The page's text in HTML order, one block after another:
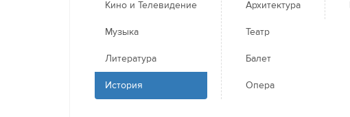
Кино и Телевидение
Музыка
Литература
История
Архитектура
Театр
Балет
Опера